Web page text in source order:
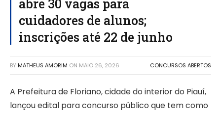
abre 30 vagas para
cuidadores de alunos;
inscrições até 22 de junho
BY MATHEUS AMORIM ON MAIO 26, 2026 CONCURSOS ABERTOS
A Prefeitura de Floriano, cidade do interior do Piauí,
lançou edital para concurso público que tem como